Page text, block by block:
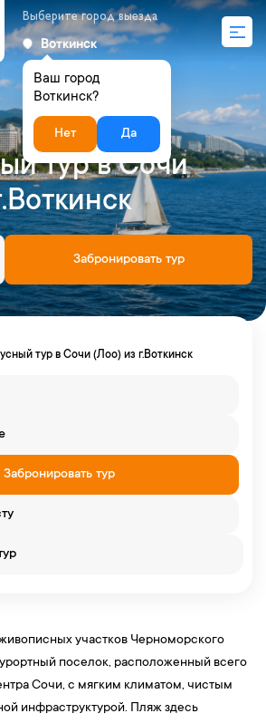
Выберите город выезда
Воткинск
Ваш город
Воткинск?
Нет Да
тур в Сочи
Забронировать тур
тур в Сочи (Лоо) из г.Воткинск
Забронировать тур
участков Черноморского
поселок, расположенный всего
Сочи, с мягким климатом, чистым
инфраструктурой. Пляж здесь